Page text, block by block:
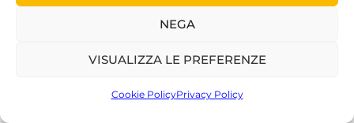
NEGA
VISUALIZZA LE PREFERENZE
Cookie PolicyPrivacy Policy
Rilke la morte e la vita non paiono escludersi l’un
l’altra, piuttosto si presentano come due realtà
offre di quest’ultima strofa è illuminante perché